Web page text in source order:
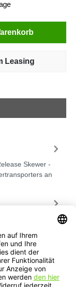
Leasing
Skewer -
an